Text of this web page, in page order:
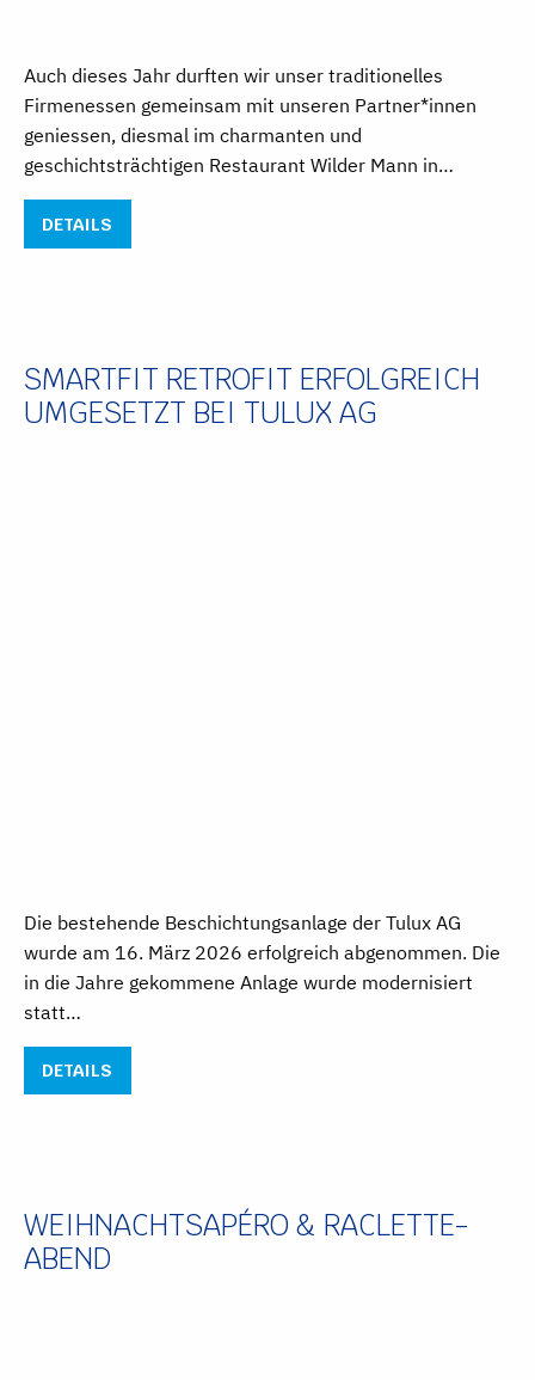
Auch dieses Jahr durften wir unser traditionelles
Firmenessen gemeinsam mit unseren Partner*innen
geniessen, diesmal im charmanten und
geschichtsträchtigen Restaurant Wilder Mann in…
DETAILS
SMARTFIT RETROFIT ERFOLGREICH
UMGESETZT BEI TULUX AG
Die bestehende Beschichtungsanlage der Tulux AG
wurde am 16. März 2026 erfolgreich abgenommen. Die
in die Jahre gekommene Anlage wurde modernisiert
statt…
DETAILS
WEIHNACHTSAPÉRO & RACLETTE-
ABEND